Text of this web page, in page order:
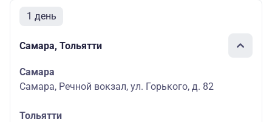
1 день
Самара, Тольятти
Самара
Самара, Речной вокзал, ул. Горького, д. 82
Тольятти